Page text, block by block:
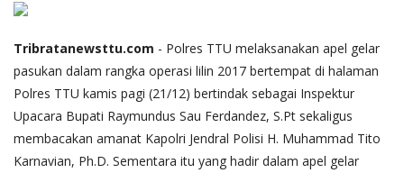
Tribratanewsttu.com - Polres TTU melaksanakan apel gelar
pasukan dalam rangka operasi lilin 2017 bertempat di halaman
Polres TTU kamis pagi (21/12) bertindak sebagai Inspektur
Upacara Bupati Raymundus Sau Ferdandez, S.Pt sekaligus
membacakan amanat Kapolri Jendral Polisi H. Muhammad Tito
Karnavian, Ph.D. Sementara itu yang hadir dalam apel gelar